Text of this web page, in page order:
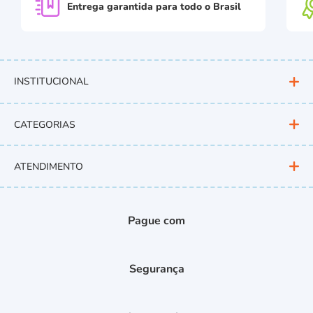
Entrega garantida para todo o Brasil
INSTITUCIONAL
CATEGORIAS
ATENDIMENTO
Pague com
Segurança